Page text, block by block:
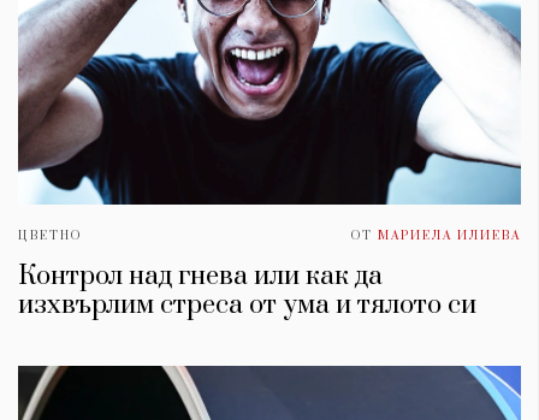
ЦВЕТНО ОТ МАРИЕЛА ИЛИЕВА
Контрол над гнева или как да
изхвърлим стреса от умa и тялото си